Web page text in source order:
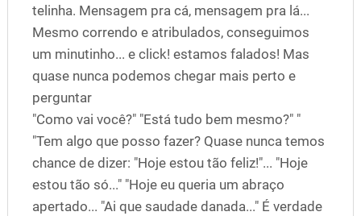
telinha. Mensagem pra cá, mensagem pra lá...
Mesmo correndo e atribulados, conseguimos
um minutinho... e click! estamos falados! Mas
quase nunca podemos chegar mais perto e
perguntar
"Como vai você?" "Está tudo bem mesmo?" "
"Tem algo que posso fazer? Quase nunca temos
chance de dizer: "Hoje estou tão feliz!"... "Hoje
estou tão só..." "Hoje eu queria um abraço
apertado... "Ai que saudade danada..." É verdade